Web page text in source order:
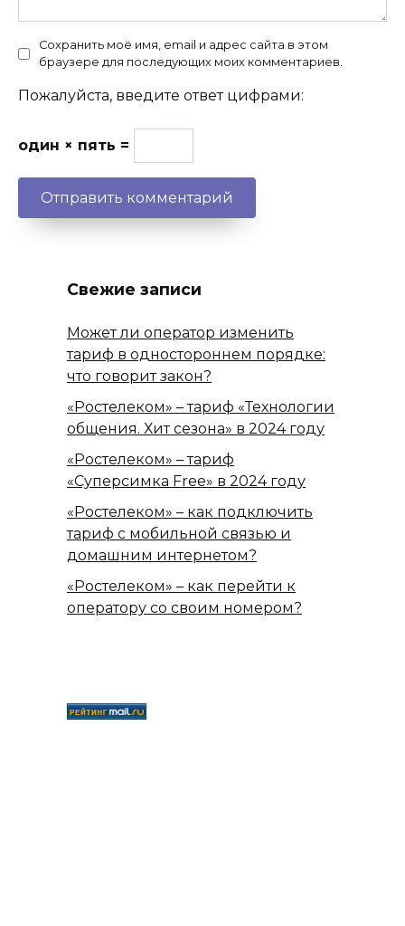
Сохранить моё имя, email и адрес сайта в этом
браузере для последующих моих комментариев.
Пожалуйста, введите ответ цифрами:
один × пять =
Свежие записи
Может ли оператор изменить
тариф в одностороннем порядке:
что говорит закон?
«Ростелеком» – тариф «Технологии
общения. Хит сезона» в 2024 году
«Ростелеком» – тариф
«Суперсимка Free» в 2024 году
«Ростелеком» – как подключить
тариф с мобильной связью и
домашним интернетом?
«Ростелеком» – как перейти к
оператору со своим номером?